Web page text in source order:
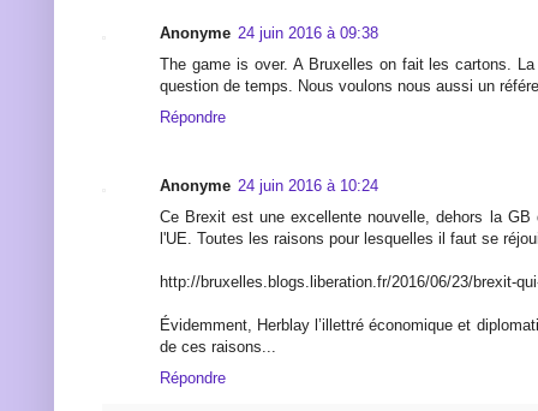
Anonyme 24 juin 2016 à 09:38
The game is over. A Bruxelles on fait les cartons.
question de temps. Nous voulons nous aussi un
Répondre
Anonyme 24 juin 2016 à 10:24
Ce Brexit est une excellente nouvelle, dehors la GB
l'UE. Toutes les raisons pour lesquelles il faut se
http://bruxelles.blogs.liberation.fr/2016/06/23/brexit-
Évidemment, Herblay l’illettré économique et
de ces raisons...
Répondre